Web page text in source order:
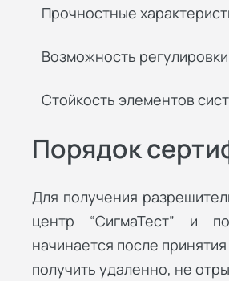
Прочностные
Возможность
Стойкость элементов
Порядок
Для получения
центр “СигмаТест” и
начинается после
получить удаленно, не